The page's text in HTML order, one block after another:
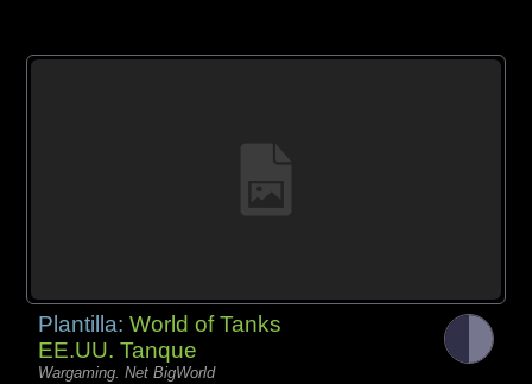
Plantilla:World of Tanks
EE.UU. Tanque
Wargaming. Net BigWorld